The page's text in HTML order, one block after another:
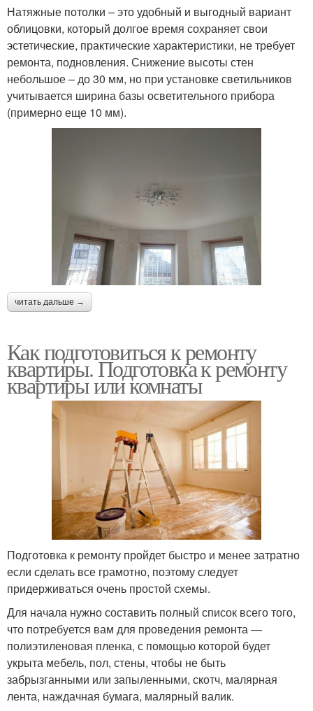
Натяжные потолки – это удобный и выгодный вариант
облицовки, который долгое время сохраняет свои
эстетические, практические характеристики, не требует
ремонта, подновления. Снижение высоты стен
небольшое – до 30 мм, но при установке светильников
учитывается ширина базы осветительного прибора
(примерно еще 10 мм).
читать дальше →
Как подготовиться к ремонту
квартиры. Подготовка к ремонту
квартиры или комнаты
Подготовка к ремонту пройдет быстро и менее затратно
если сделать все грамотно, поэтому следует
придерживаться очень простой схемы.
Для начала нужно составить полный список всего того,
что потребуется вам для проведения ремонта —
полиэтиленовая пленка, с помощью которой будет
укрыта мебель, пол, стены, чтобы не быть
забрызганными или запыленными, скотч, малярная
лента, наждачная бумага, малярный валик.